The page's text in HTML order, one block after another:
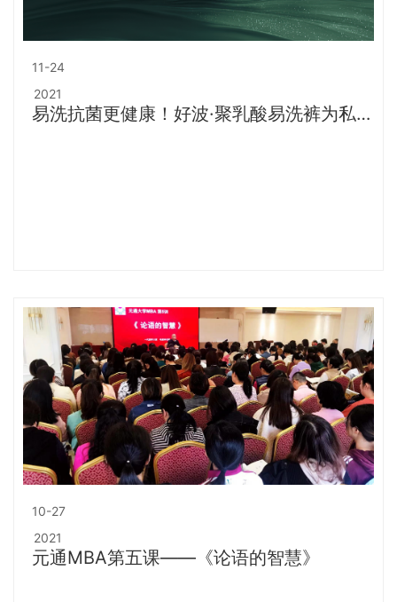
11-24
2021
易洗抗菌更健康！好波·聚乳酸易洗裤为私处
10-27
2021
元通MBA第五课——《论语的智慧》